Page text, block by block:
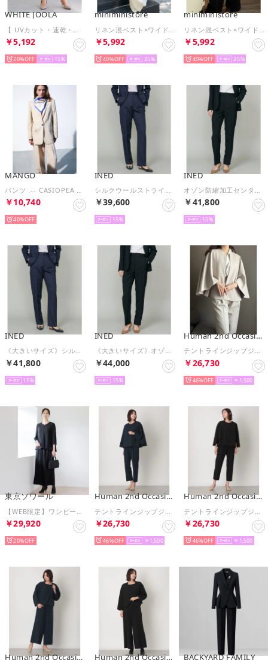
WHITE JOOLA
￥5,192
20% 15
miniministore
￥5,992
40% 25
miniministore
￥5,992
40% 25
MANGO
パンツ .-- CASIOPEA （パステルブラウン）
￥10,740
40%
INED
シルクウールストライプセンタープレスパンツ （ネイビー）
￥39,600
15
INED
オゾン防縮加工センタープレスパンツ （ブラック）
￥41,800
15
INED
《大きいサイズ》シルクウールストライプセンタープレスパンツ （ネイビー）
￥41,800
15
INED
《大きいサイズ》オゾン防縮加工センタープレスパンツ （ブラック）
￥44,000
15
Human 2nd Occasion
テントラインジップジャケットパンツスーツ （ベージュ）
￥26,730
46% ￥1,500
東京ソワール
￥29,920
20%
Human 2nd Occasion
￥26,730
46% ￥1,500
Human 2nd Occasion
￥26,730
46% ￥1,500
Human 2nd Occasion Human 2nd Occasion BACKYARD FAMILY